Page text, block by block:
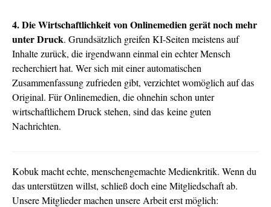
4. Die Wirtschaftlichkeit von Onlinemedien gerät noch mehr
unter Druck. Grundsätzlich greifen KI-Seiten meistens auf
Inhalte zurück, die irgendwann einmal ein echter Mensch
recherchiert hat. Wer sich mit einer automatischen
Zusammenfassung zufrieden gibt, verzichtet womöglich auf das
Original. Für Onlinemedien, die ohnehin schon unter
wirtschaftlichem Druck stehen, sind das keine guten
Nachrichten.
Kobuk macht echte, menschengemachte Medienkritik. Wenn du
das unterstützen willst, schließ doch eine Mitgliedschaft ab.
Unsere Mitglieder machen unsere Arbeit erst möglich: